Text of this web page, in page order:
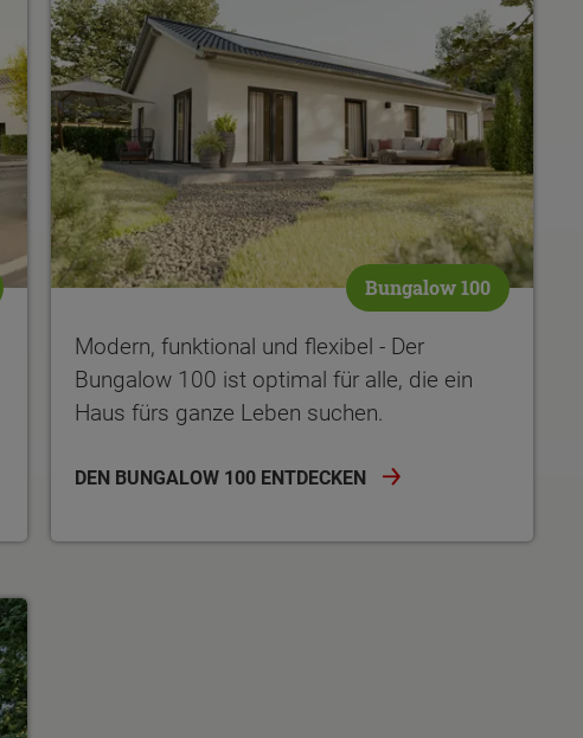
Bungalow 100
Modern, funktional und flexibel - Der
Bungalow 100 ist optimal für alle, die ein
Haus fürs ganze Leben suchen.
DEN BUNGALOW 100 ENTDECKEN